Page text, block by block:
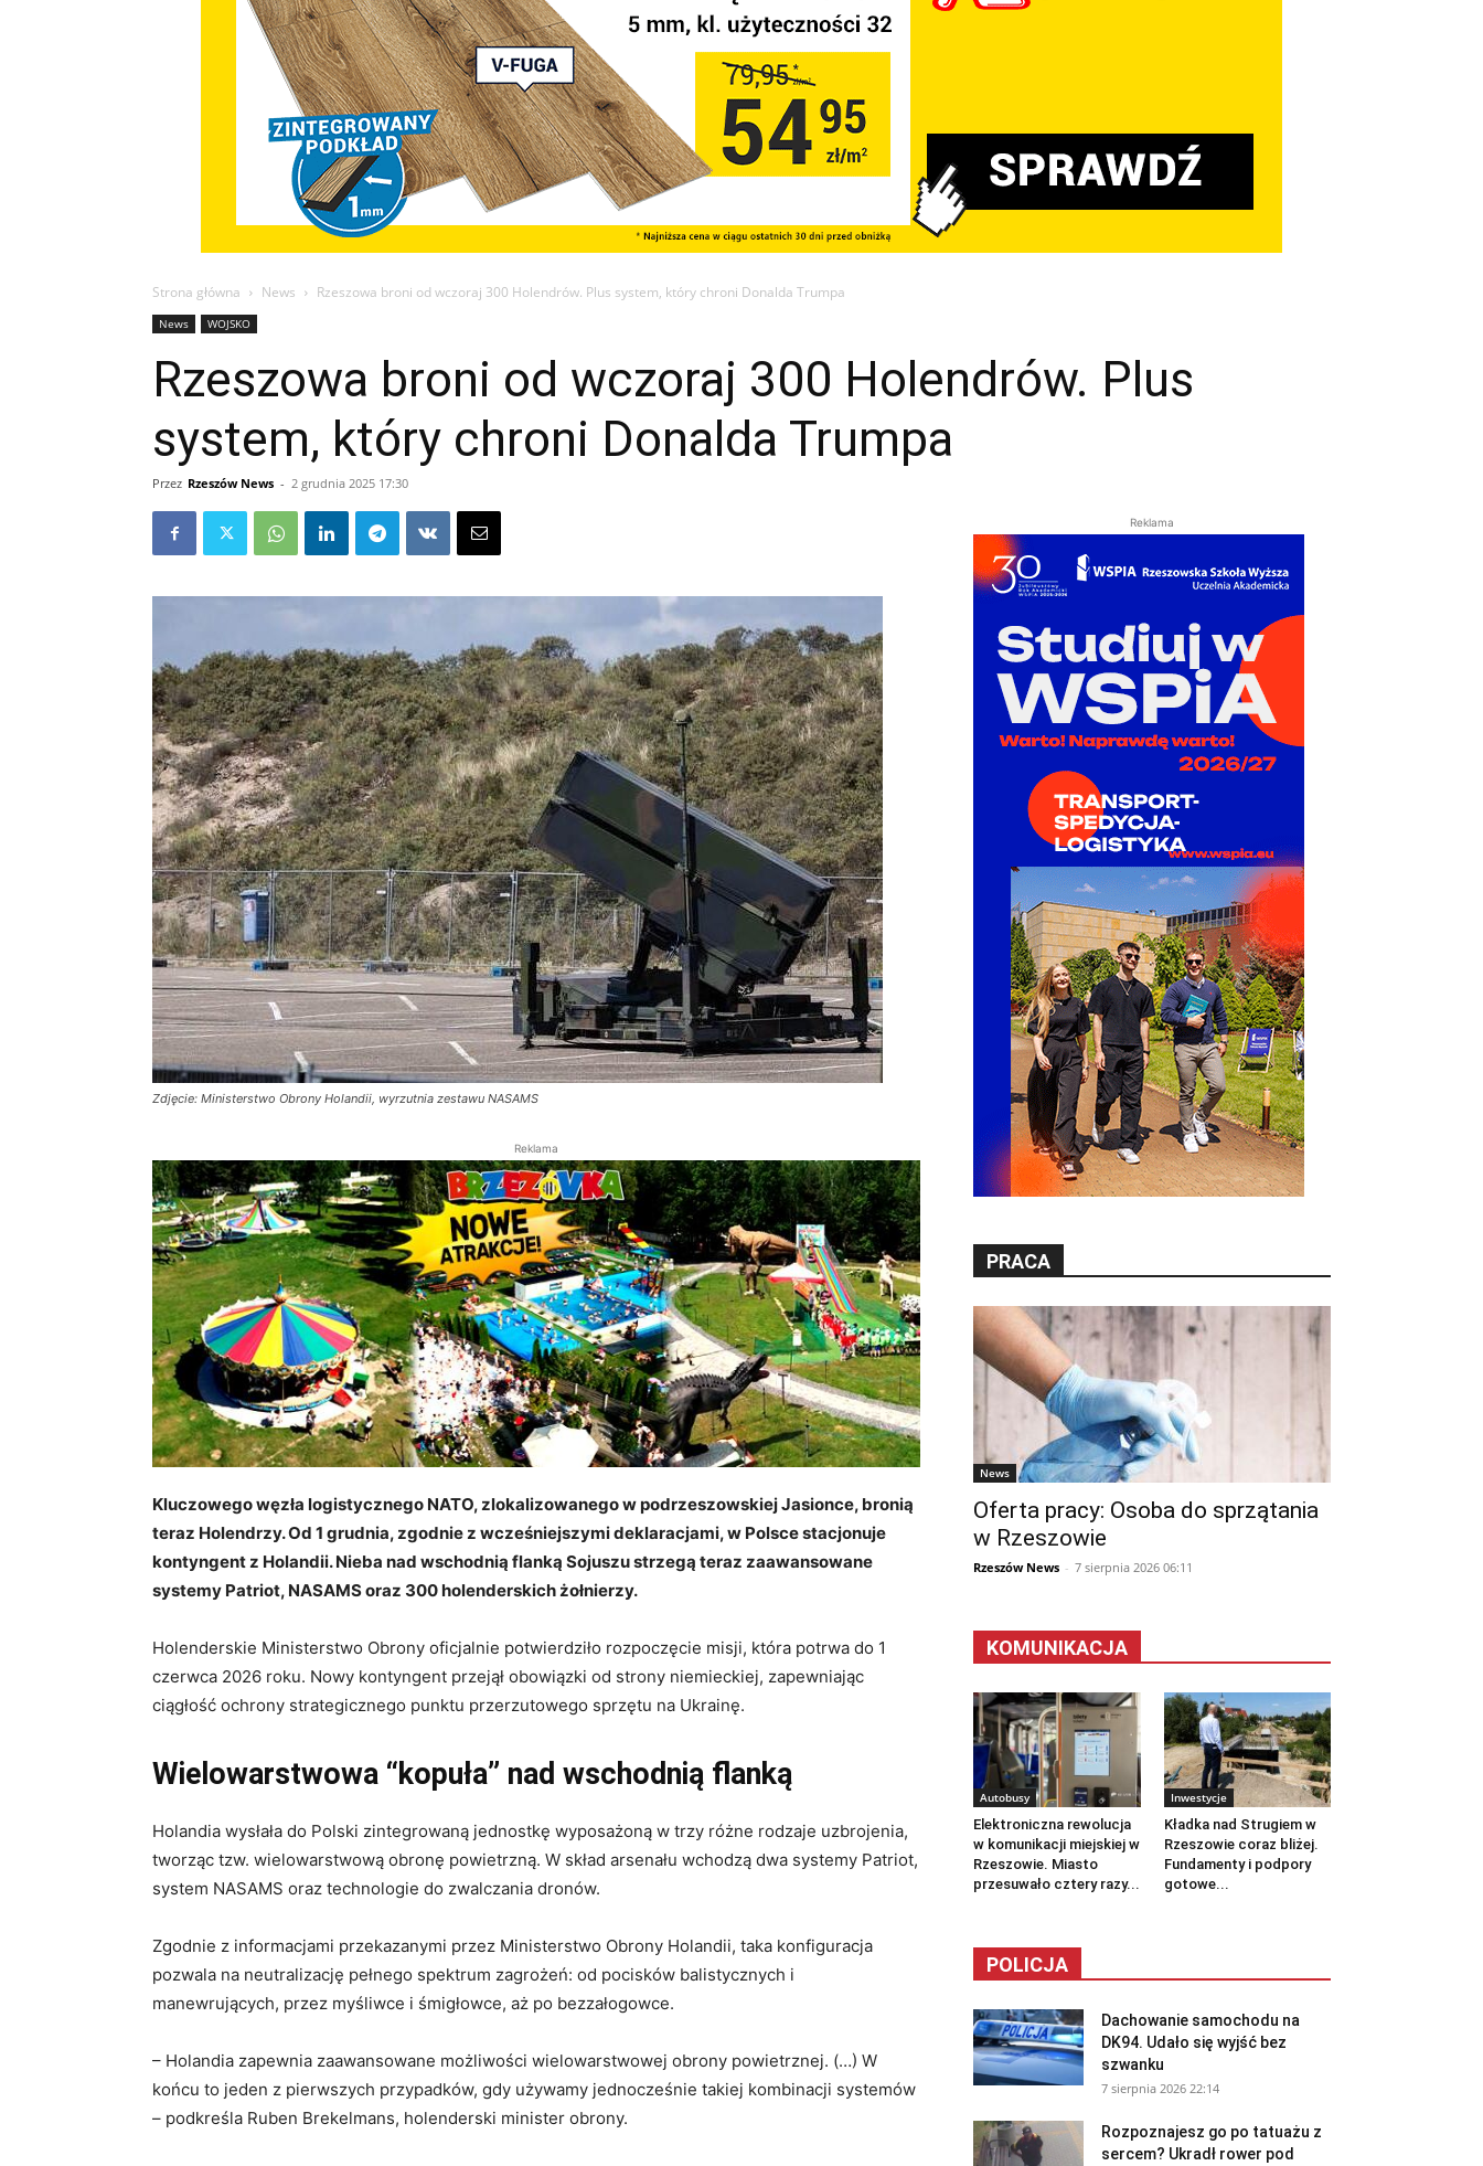
Strona główna News Rzeszowa broni od wczoraj 300 Holendrów. Plus system, który chroni Donalda Trumpa
News WOJSKO
Rzeszowa broni od wczoraj 300 Holendrów. Plus
system, który chroni Donalda Trumpa
Przez Rzeszów News - 2 grudnia 2025 17:30
Zdjęcie: Ministerstwo Obrony Holandii, wyrzutnia zestawu NASAMS
Reklama
Kluczowego węzła logistycznego NATO, zlokalizowanego w podrzeszowskiej Jasionce, bronią
teraz Holendrzy. Od 1 grudnia, zgodnie z wcześniejszymi deklaracjami, w Polsce stacjonuje
kontyngent z Holandii. Nieba nad wschodnią flanką Sojuszu strzegą teraz zaawansowane
systemy Patriot, NASAMS oraz 300 holenderskich żołnierzy.
Holenderskie Ministerstwo Obrony oficjalnie potwierdziło rozpoczęcie misji, która potrwa do 1
czerwca 2026 roku. Nowy kontyngent przejął obowiązki od strony niemieckiej, zapewniając
ciągłość ochrony strategicznego punktu przerzutowego sprzętu na Ukrainę.
Wielowarstwowa “kopuła” nad wschodnią flanką
Holandia wysłała do Polski zintegrowaną jednostkę wyposażoną w trzy różne rodzaje uzbrojenia,
tworząc tzw. wielowarstwową obronę powietrzną. W skład arsenału wchodzą dwa systemy Patriot,
system NASAMS oraz technologie do zwalczania dronów.
Zgodnie z informacjami przekazanymi przez Ministerstwo Obrony Holandii, taka konfiguracja
pozwala na neutralizację pełnego spektrum zagrożeń: od pocisków balistycznych i
manewrujących, przez myśliwce i śmigłowce, aż po bezzałogowce.
– Holandia zapewnia zaawansowane możliwości wielowarstwowej obrony powietrznej. (…) W
końcu to jeden z pierwszych przypadków, gdy używamy jednocześnie takiej kombinacji systemów
– podkreśla Ruben Brekelmans, holenderski minister obrony.
Reklama
PRACA
News
Oferta pracy: Osoba do sprzątania
w Rzeszowie
Rzeszów News - 7 sierpnia 2026 06:11
KOMUNIKACJA
Autobusy
Elektroniczna rewolucja
w komunikacji miejskiej w
Rzeszowie. Miasto
przesuwało cztery razy...
Inwestycje
Kładka nad Strugiem w
Rzeszowie coraz bliżej.
Fundamenty i podpory
gotowe...
POLICJA
Dachowanie samochodu na
DK94. Udało się wyjść bez
szwanku
7 sierpnia 2026 22:14
Rozpoznajesz go po tatuażu z
sercem? Ukradł rower pod